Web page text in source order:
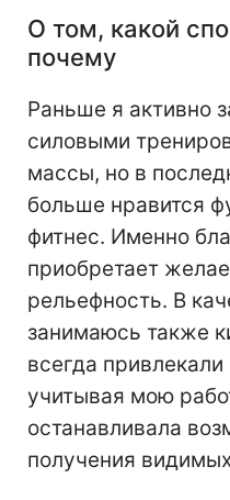
О том, какой
почему
Раньше я активно
силовыми
массы, но в
больше нравится
фитнес. Именно
приобретает
рельефность. В
занимаюсь также
всегда
учитывая мою
останавливала
получения